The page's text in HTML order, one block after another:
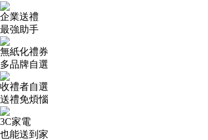
企業送禮
最強助手
無紙化禮券
多品牌自選
收禮者自選
送禮免煩惱
3C家電
也能送到家